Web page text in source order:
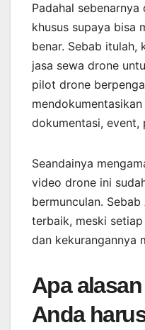
Padahal
khusus supaya bisa
benar. Sebab itulah,
jasa sewa drone
pilot drone
dokumentasi, event,
Seandainya
video drone ini
bermunculan.
terbaik, meski
dan kekurangannya
Apa
Anda